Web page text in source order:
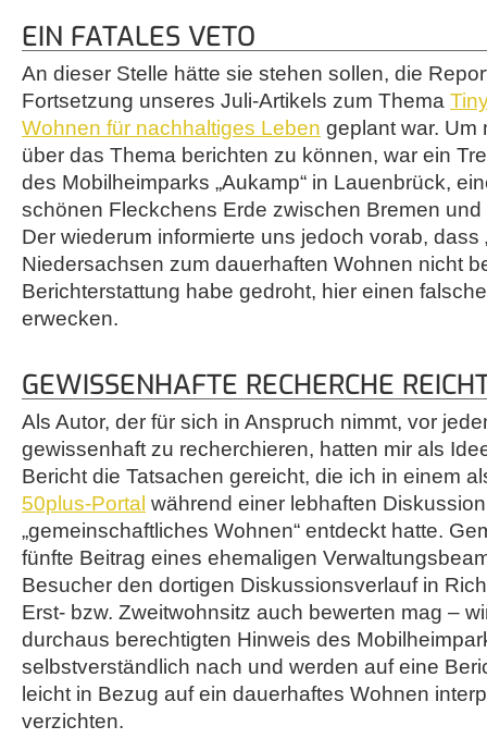
EIN FATALES VETO
An dieser Stelle hätte sie stehen sollen, die
Fortsetzung unseres Juli-Artikels zum Thema
Wohnen für nachhaltiges Leben geplant war. Um
über das Thema berichten zu können, war ein
des Mobilheimparks „Aukamp“ in Lauenbrück,
schönen Fleckchens Erde zwischen Bremen
Der wiederum informierte uns jedoch vorab, dass
Niedersachsen zum dauerhaften Wohnen nicht
Berichterstattung habe gedroht, hier einen
erwecken.
GEWISSENHAFTE RECHERCHE
Als Autor, der für sich in Anspruch nimmt, vor
gewissenhaft zu recherchieren, hatten mir als
Bericht die Tatsachen gereicht, die ich in einem
50plus-Portal während einer lebhaften
„gemeinschaftliches Wohnen“ entdeckt hatte.
fünfte Beitrag eines ehemaligen
Besucher den dortigen Diskussionsverlauf in
Erst- bzw. Zweitwohnsitz auch bewerten mag –
durchaus berechtigten Hinweis des
selbstverständlich nach und werden auf eine
leicht in Bezug auf ein dauerhaftes Wohnen
verzichten.